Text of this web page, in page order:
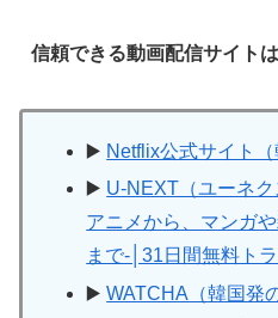
信頼できる動画配信サイト
▶️ Netflix公式サイト（
▶️ U-NEXT（ユーネ
アニメから、マンガ
まで-│31日間無料ト
▶️WATCHA（韓国発